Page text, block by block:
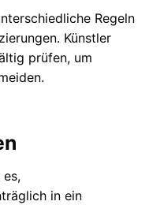
Regeln
Künstler
prüfen, um
es,
in ein